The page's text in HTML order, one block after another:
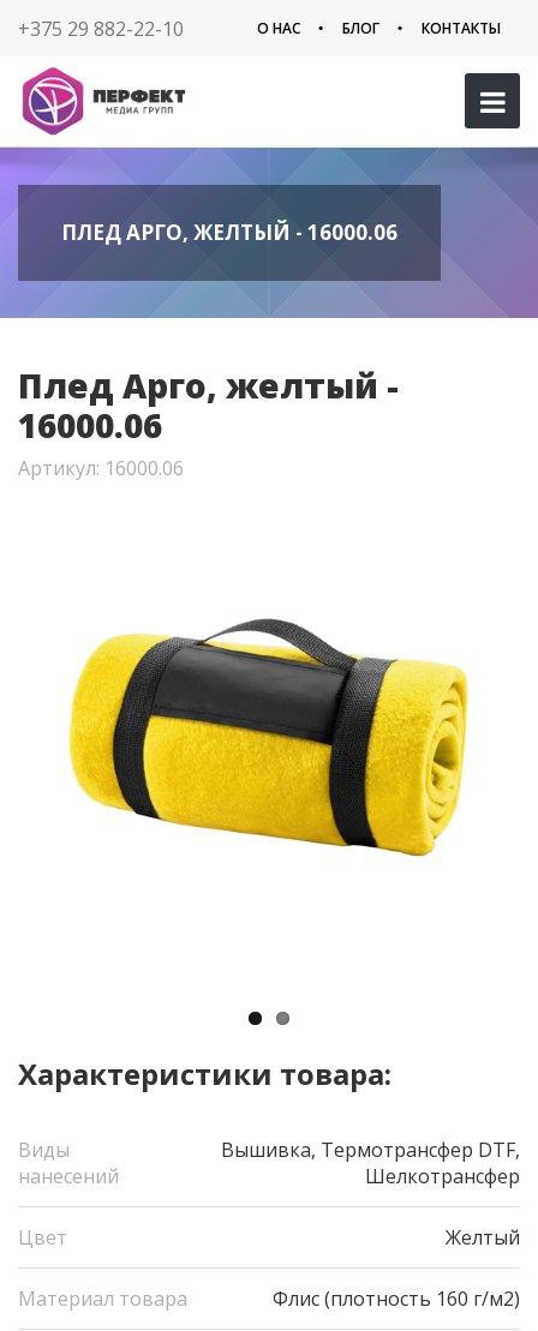
+375 29 882-22-10 О НАС БЛОГ КОНТАКТЫ
ПЛЕД АРГО, ЖЕЛТЫЙ - 16000.06
Плед Арго, желтый -
16000.06
Артикул: 16000.06
Характеристики товара:
Виды
нанесений
Вышивка, Термотрансфер DTF,
Шелкотрансфер
Цвет Желтый
Материал товара Флис (плотность 160 г/м2)